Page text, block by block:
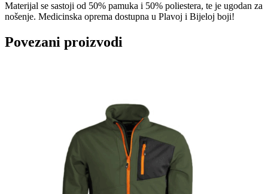
Materijal se sastoji od 50% pamuka i 50% poliestera, te je ugodan za
nošenje. Medicinska oprema dostupna u Plavoj i Bijeloj boji!
Povezani proizvodi